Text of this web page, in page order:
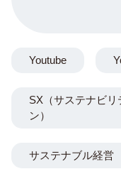
Youtube
SX（サステナビ
ン）
サステナブル経営